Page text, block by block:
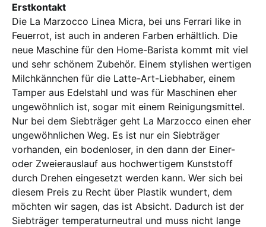
Erstkontakt
Die La Marzocco Linea Micra, bei uns Ferrari like in
Feuerrot, ist auch in anderen Farben erhältlich. Die
neue Maschine für den Home-Barista kommt mit viel
und sehr schönem Zubehör. Einem stylishen wertigen
Milchkännchen für die Latte-Art-Liebhaber, einem
Tamper aus Edelstahl und was für Maschinen eher
ungewöhnlich ist, sogar mit einem Reinigungsmittel.
Nur bei dem Siebträger geht La Marzocco einen eher
ungewöhnlichen Weg. Es ist nur ein Siebträger
vorhanden, ein bodenloser, in den dann der Einer-
oder Zweierauslauf aus hochwertigem Kunststoff
durch Drehen eingesetzt werden kann. Wer sich bei
diesem Preis zu Recht über Plastik wundert, dem
möchten wir sagen, das ist Absicht. Dadurch ist der
Siebträger temperaturneutral und muss nicht lange